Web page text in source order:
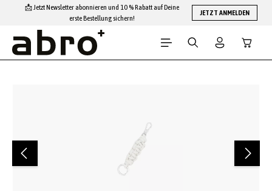
Zum Hauptinhalt springen
📩 Jetzt Newsletter abonnieren und 10 % Rabatt auf Deine
erste Bestellung sichern!
JETZT ANMELDEN